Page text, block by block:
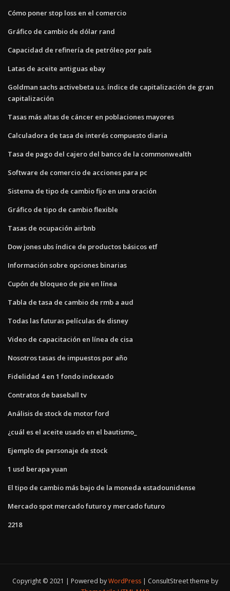
Cómo poner stop loss en el comercio
Gráfico de cambio de dólar rand
Capacidad de refinería de petróleo por país
Latas de aceite antiguas ebay
Goldman sachs activebeta u.s. índice de capitalización de gran
capitalización
Tasas más altas de cáncer en poblaciones mayores
Calculadora de tasa de interés compuesto diaria
Tasa de pago del cajero del banco de la commonwealth
Software de comercio de acciones para pc
Sistema de tipo de cambio fijo en una oración
Gráfico de tipo de cambio flexible
Tasas de ocupación airbnb
Dow jones ubs índice de productos básicos etf
Información sobre opciones binarias
Cupón de bloqueo de pie en línea
Tabla de tasa de cambio de rmb a aud
Todas las futuras películas de disney
Video de capacitación en línea de cisa
Nosotros tasas de impuestos por año
Fidelidad 4 en 1 fondo indexado
Contratos de baseball tv
Análisis de stock de motor ford
¿cuál es el aceite usado en el bautismo_
Ejemplo de personaje de stock
1 usd berapa yuan
El tipo de cambio más bajo de la moneda estadounidense
Mercado spot mercado futuro y mercado futuro
2218
Copyright © 2021 | Powered byWordPress
ConsultStreet theme by